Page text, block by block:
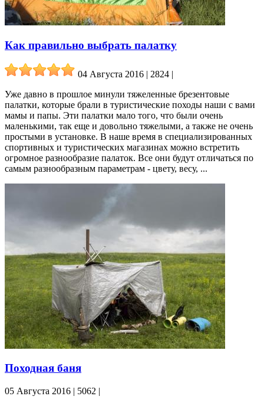
Как правильно выбрать палатку
04 Августа 2016 | 2824 |
Уже давно в прошлое минули тяжеленные брезентовые
палатки, которые брали в туристические походы наши с вами
мамы и папы. Эти палатки мало того, что были очень
маленькими, так еще и довольно тяжелыми, а также не очень
простыми в установке. В наше время в специализированных
спортивных и туристических магазинах можно встретить
огромное разнообразие палаток. Все они будут отличаться по
самым разнообразным параметрам - цвету, весу, ...
Походная баня
05 Августа 2016 | 5062 |